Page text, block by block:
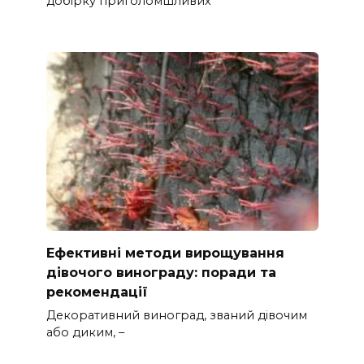
Ефективні методи вирощування
дівочого винограду: поради та
рекомендації
Декоративний виноград, званий дівочим
або диким, –